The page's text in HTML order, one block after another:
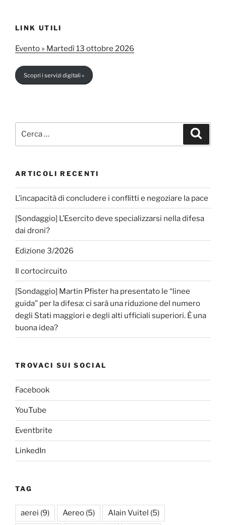
autonomia
un
modello
svizzero
LINK UTILI
Evento » Martedì 13 ottobre 2026
Scopri i servizi digitali »
ARTICOLI RECENTI
L’incapacità di concludere i conflitti e negoziare la pace
[Sondaggio] L’Esercito deve specializzarsi nella difesa
dai droni?
Edizione 3/2026
Il cortocircuito
[Sondaggio] Martin Pfister ha presentato le “linee
guida” per la difesa: ci sarà una riduzione del numero
degli Stati maggiori e degli alti ufficiali superiori. È una
buona idea?
TROVACI SUI SOCIAL
Facebook
YouTube
Eventbrite
LinkedIn
TAG
aerei (9) Aereo (5) Alain Vuitel (5)